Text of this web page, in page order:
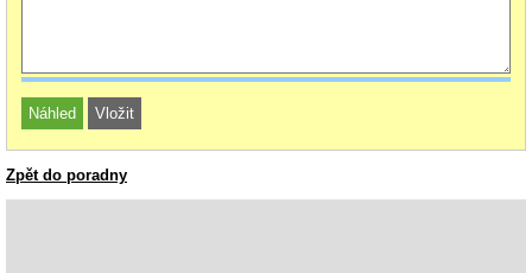
Zpět do poradny